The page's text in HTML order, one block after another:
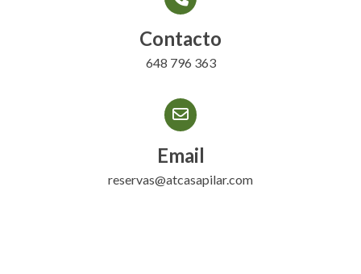
Contacto
648 796 363
Email
reservas@atcasapilar.com